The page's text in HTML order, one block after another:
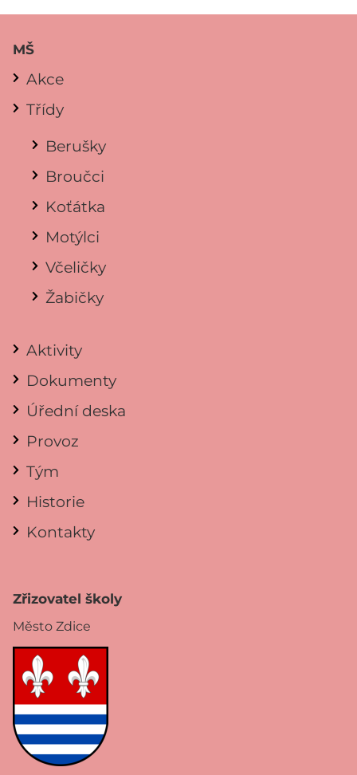
MŠ
Akce
Třídy
Berušky
Broučci
Koťátka
Motýlci
Včeličky
Žabičky
Aktivity
Dokumenty
Úřední deska
Provoz
Tým
Historie
Kontakty
Zřizovatel školy
Město Zdice